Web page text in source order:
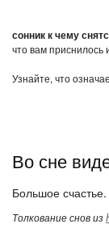
сонник к чему
что вам приснилось
Узнайте, что
Во сне
Большое счастье.
Толкование снов из